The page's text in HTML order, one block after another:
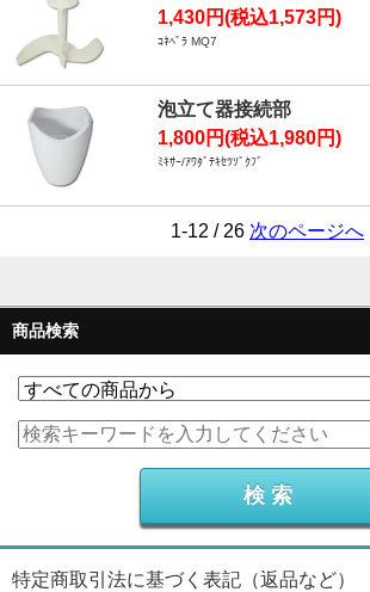
1,430円(税込1,573円)
ｺﾈﾍﾞﾗ MQ7
泡立て器接続部
1,800円(税込1,980円)
ﾐｷｻｰ/ｱﾜﾀﾞﾃｷｾﾂｿﾞｸﾌﾞ
1-12 / 26 次のページへ
商品検索
特定商取引法に基づく表記（返品など）